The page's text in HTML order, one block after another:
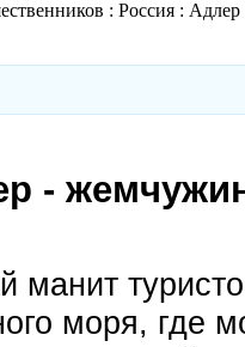
: Россия :
-
манит
моря, где